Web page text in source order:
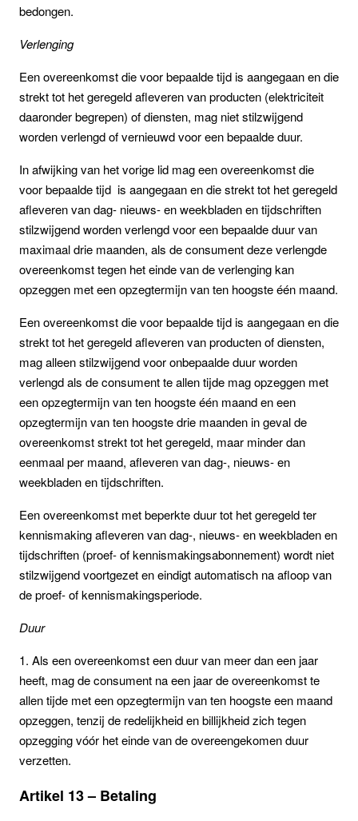
bedongen.
Verlenging
Een overeenkomst die voor bepaalde tijd is aangegaan en die
strekt tot het geregeld afleveren van producten (elektriciteit
daaronder begrepen) of diensten, mag niet stilzwijgend
worden verlengd of vernieuwd voor een bepaalde duur.
In afwijking van het vorige lid mag een overeenkomst die
voor bepaalde tijd is aangegaan en die strekt tot het geregeld
afleveren van dag- nieuws- en weekbladen en tijdschriften
stilzwijgend worden verlengd voor een bepaalde duur van
maximaal drie maanden, als de consument deze verlengde
overeenkomst tegen het einde van de verlenging kan
opzeggen met een opzegtermijn van ten hoogste één maand.
Een overeenkomst die voor bepaalde tijd is aangegaan en die
strekt tot het geregeld afleveren van producten of diensten,
mag alleen stilzwijgend voor onbepaalde duur worden
verlengd als de consument te allen tijde mag opzeggen met
een opzegtermijn van ten hoogste één maand en een
opzegtermijn van ten hoogste drie maanden in geval de
overeenkomst strekt tot het geregeld, maar minder dan
eenmaal per maand, afleveren van dag-, nieuws- en
weekbladen en tijdschriften.
Een overeenkomst met beperkte duur tot het geregeld ter
kennismaking afleveren van dag-, nieuws- en weekbladen en
tijdschriften (proef- of kennismakingsabonnement) wordt niet
stilzwijgend voortgezet en eindigt automatisch na afloop van
de proef- of kennismakingsperiode.
Duur
1. Als een overeenkomst een duur van meer dan een jaar
heeft, mag de consument na een jaar de overeenkomst te
allen tijde met een opzegtermijn van ten hoogste een maand
opzeggen, tenzij de redelijkheid en billijkheid zich tegen
opzegging vóór het einde van de overeengekomen duur
verzetten.
Artikel 13 – Betaling